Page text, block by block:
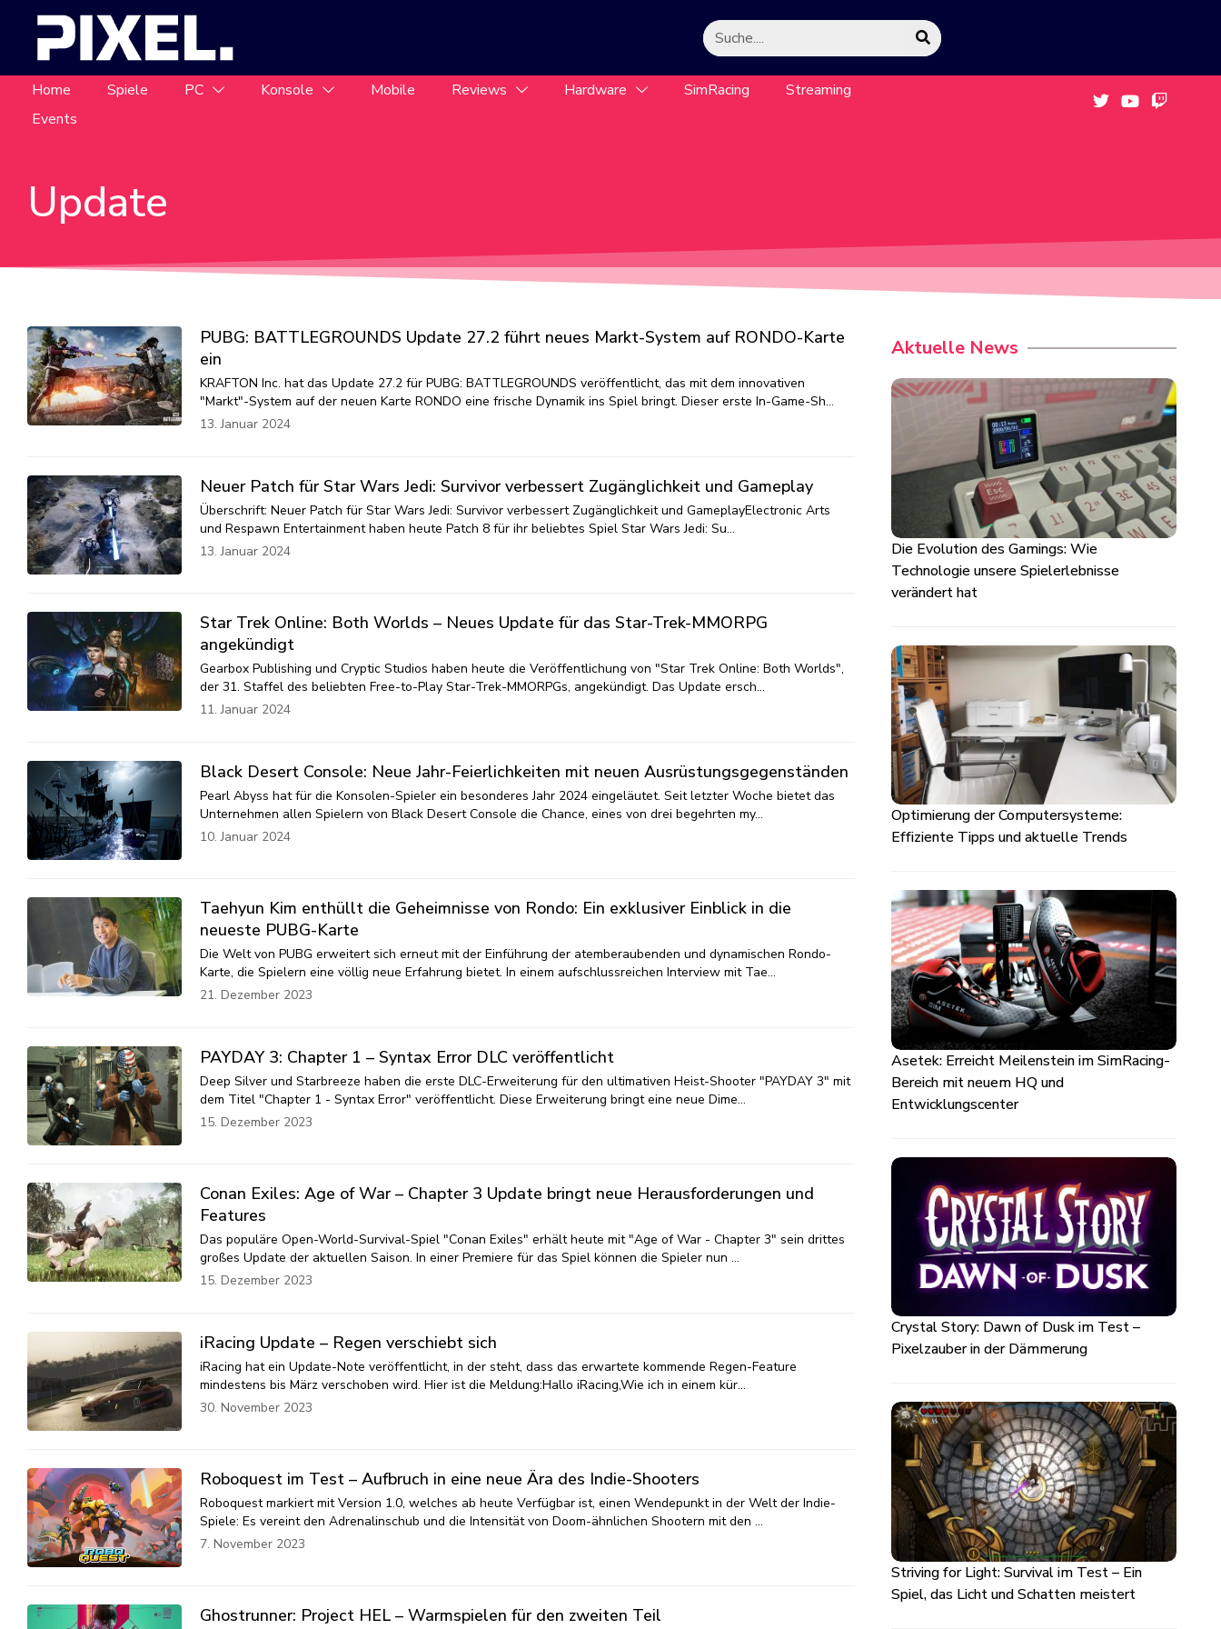
Home Spiele PC Konsole Mobile Reviews Hardware SimRacing
Streaming
Events
Update
PUBG: BATTLEGROUNDS Update 27.2 führt neues Markt-System auf RONDO-Karte
ein
KRAFTON Inc. hat das Update 27.2 für PUBG: BATTLEGROUNDS veröffentlicht, das mit dem innovativen
"Markt"-System auf der neuen Karte RONDO eine frische Dynamik ins Spiel bringt. Dieser erste In-Game-Sh…
13. Januar 2024
Neuer Patch für Star Wars Jedi: Survivor verbessert Zugänglichkeit und Gameplay
Überschrift: Neuer Patch für Star Wars Jedi: Survivor verbessert Zugänglichkeit und GameplayElectronic Arts
und Respawn Entertainment haben heute Patch 8 für ihr beliebtes Spiel Star Wars Jedi: Su…
13. Januar 2024
Star Trek Online: Both Worlds – Neues Update für das Star-Trek-MMORPG
angekündigt
Gearbox Publishing und Cryptic Studios haben heute die Veröffentlichung von "Star Trek Online: Both Worlds",
der 31. Staffel des beliebten Free-to-Play Star-Trek-MMORPGs, angekündigt. Das Update ersch…
11. Januar 2024
Black Desert Console: Neue Jahr-Feierlichkeiten mit neuen Ausrüstungsgegenständen
Pearl Abyss hat für die Konsolen-Spieler ein besonderes Jahr 2024 eingeläutet. Seit letzter Woche bietet das
Unternehmen allen Spielern von Black Desert Console die Chance, eines von drei begehrten my…
10. Januar 2024
Taehyun Kim enthüllt die Geheimnisse von Rondo: Ein exklusiver Einblick in die
neueste PUBG-Karte
Die Welt von PUBG erweitert sich erneut mit der Einführung der atemberaubenden und dynamischen Rondo-
Karte, die Spielern eine völlig neue Erfahrung bietet. In einem aufschlussreichen Interview mit Tae…
21. Dezember 2023
PAYDAY 3: Chapter 1 – Syntax Error DLC veröffentlicht
Deep Silver und Starbreeze haben die erste DLC-Erweiterung für den ultimativen Heist-Shooter "PAYDAY 3" mit
dem Titel "Chapter 1 - Syntax Error" veröffentlicht. Diese Erweiterung bringt eine neue Dime…
15. Dezember 2023
Conan Exiles: Age of War – Chapter 3 Update bringt neue Herausforderungen und
Features
Das populäre Open-World-Survival-Spiel "Conan Exiles" erhält heute mit "Age of War - Chapter 3" sein drittes
großes Update der aktuellen Saison. In einer Premiere für das Spiel können die Spieler nun …
15. Dezember 2023
iRacing Update – Regen verschiebt sich
iRacing hat ein Update-Note veröffentlicht, in der steht, dass das erwartete kommende Regen-Feature
mindestens bis März verschoben wird. Hier ist die Meldung:Hallo iRacing,Wie ich in einem kür…
30. November 2023
Roboquest im Test – Aufbruch in eine neue Ära des Indie-Shooters
Roboquest markiert mit Version 1.0, welches ab heute Verfügbar ist, einen Wendepunkt in der Welt der Indie-
Spiele: Es vereint den Adrenalinschub und die Intensität von Doom-ähnlichen Shootern mit den …
7. November 2023
Ghostrunner: Project HEL – Warmspielen für den zweiten Teil
Aktuelle News
Die Evolution des Gamings: Wie
Technologie unsere Spielerlebnisse
verändert hat
Optimierung der Computersysteme:
Effiziente Tipps und aktuelle Trends
Asetek: Erreicht Meilenstein im SimRacing-
Bereich mit neuem HQ und
Entwicklungscenter
Crystal Story: Dawn of Dusk im Test –
Pixelzauber in der Dämmerung
Striving for Light: Survival im Test – Ein
Spiel, das Licht und Schatten meistert